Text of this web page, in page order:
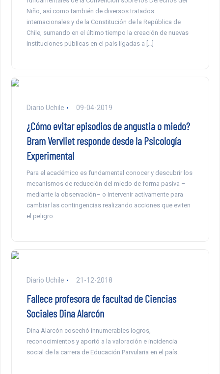
Niño, así como también de diversos tratados
internacionales y de la Constitución de la República de
Chile, sumando en el último tiempo la creación de nuevas
instituciones públicas en el país ligadas a […]
Diario Uchile 09-04-2019
¿Cómo evitar episodios de angustia o miedo?
Bram Vervliet responde desde la Psicología
Experimental
Para el académico es fundamental conocer y descubrir los
mecanismos de reducción del miedo de forma pasiva –
mediante la observación– o intervenir activamente para
cambiar las contingencias realizando acciones que eviten
el peligro.
Diario Uchile 21-12-2018
Fallece profesora de facultad de Ciencias
Sociales Dina Alarcón
Dina Alarcón cosechó innumerables logros,
reconocimientos y aportó a la valoración e incidencia
social de la carrera de Educación Parvularia en el país.